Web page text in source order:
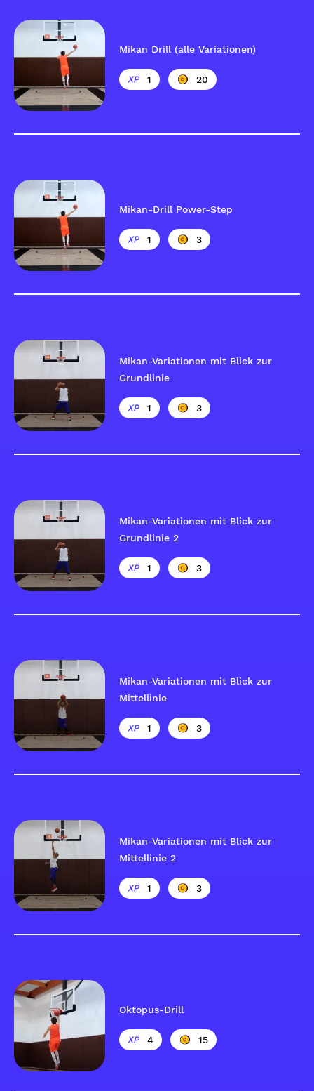
Mikan Drill (alle Variationen)
1 20
Mikan-Drill Power-Step
1 3
Mikan-Variationen mit Blick zur
Grundlinie
1 3
Mikan-Variationen mit Blick zur
Grundlinie 2
1 3
Mikan-Variationen mit Blick zur
Mittellinie
1 3
Mikan-Variationen mit Blick zur
Mittellinie 2
1 3
Oktopus-Drill
4 15